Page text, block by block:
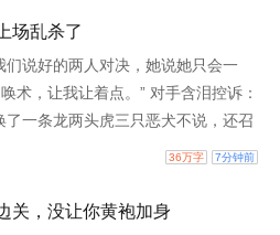
的关系就变了。楚河汉界变成了夜
场乱杀了
们说好的两人对决，她说她只会一
术，让我让着点。” 对手含泪控诉：
了一条龙两头虎三只恶犬不说，还召
大军啊！” 常酒理直气壮：“你就
巅峰召唤师，一场意外让我来到异世
36万字 7分钟前
关，没让你黄袍加身